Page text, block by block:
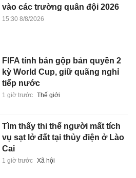
vào các trường quân đội 2026
15:30 8/8/2026
FIFA tính bán gộp bản quyền 2
kỳ World Cup, giữ quãng nghỉ
tiếp nước
1 giờ trước Thế giới
Tìm thấy thi thể người mất tích
vụ sạt lở đất tại thủy điện ở Lào
Cai
1 giờ trước Xã hội